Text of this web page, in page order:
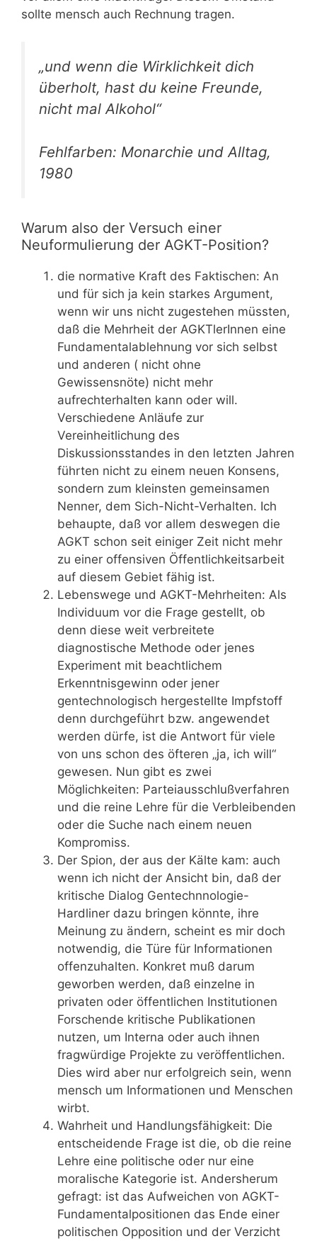
sollte mensch auch Rechnung tragen.
„und wenn die Wirklichkeit dich
überholt, hast du keine Freunde,
nicht mal Alkohol“
Fehlfarben: Monarchie und Alltag,
1980
Warum also der Versuch einer
Neuformulierung der AGKT-Position?
die normative Kraft des Faktischen: An
und für sich ja kein starkes Argument,
wenn wir uns nicht zugestehen müssten,
daß die Mehrheit der AGKTlerInnen eine
Fundamentalablehnung vor sich selbst
und anderen ( nicht ohne
Gewissensnöte) nicht mehr
aufrechterhalten kann oder will.
Verschiedene Anläufe zur
Vereinheitlichung des
Diskussionsstandes in den letzten Jahren
führten nicht zu einem neuen Konsens,
sondern zum kleinsten gemeinsamen
Nenner, dem Sich-Nicht-Verhalten. Ich
behaupte, daß vor allem deswegen die
AGKT schon seit einiger Zeit nicht mehr
zu einer offensiven Öffentlichkeitsarbeit
auf diesem Gebiet fähig ist.
Lebenswege und AGKT-Mehrheiten: Als
Individuum vor die Frage gestellt, ob
denn diese weit verbreitete
diagnostische Methode oder jenes
Experiment mit beachtlichem
Erkenntnisgewinn oder jener
gentechnologisch hergestellte Impfstoff
denn durchgeführt bzw. angewendet
werden dürfe, ist die Antwort für viele
von uns schon des öfteren „ja, ich will“
gewesen. Nun gibt es zwei
Möglichkeiten: Parteiausschlußverfahren
und die reine Lehre für die Verbleibenden
oder die Suche nach einem neuen
Kompromiss.
Der Spion, der aus der Kälte kam: auch
wenn ich nicht der Ansicht bin, daß der
kritische Dialog Gentechnnologie-
Hardliner dazu bringen könnte, ihre
Meinung zu ändern, scheint es mir doch
notwendig, die Türe für Informationen
offenzuhalten. Konkret muß darum
geworben werden, daß einzelne in
privaten oder öffentlichen Institutionen
Forschende kritische Publikationen
nutzen, um Interna oder auch ihnen
fragwürdige Projekte zu veröffentlichen.
Dies wird aber nur erfolgreich sein, wenn
mensch um Informationen und Menschen
wirbt.
Wahrheit und Handlungsfähigkeit: Die
entscheidende Frage ist die, ob die reine
Lehre eine politische oder nur eine
moralische Kategorie ist. Andersherum
gefragt: ist das Aufweichen von AGKT-
Fundamentalpositionen das Ende einer
politischen Opposition und der Verzicht